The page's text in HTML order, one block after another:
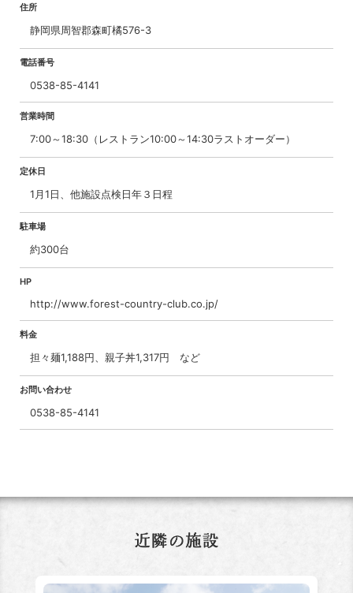
住所
静岡県周智郡森町橘576-3
電話番号
0538-85-4141
営業時間
7:00～18:30（レストラン10:00～14:30ラストオーダー）
定休日
1月1日、他施設点検日年３日程
駐車場
約300台
HP
http://www.forest-country-club.co.jp/
料金
担々麺1,188円、親子丼1,317円 など
お問い合わせ
0538-85-4141